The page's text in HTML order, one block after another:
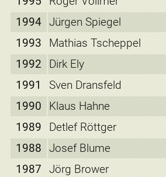
1994 Jürgen Spiegel
1993
Mathias Tscheppel
1992
Dirk Ely
1991
Sven Dransfeld
1990
Klaus Hahne
1989
Detlef Röttger
1988
Josef Blume
1987
Jörg Brower